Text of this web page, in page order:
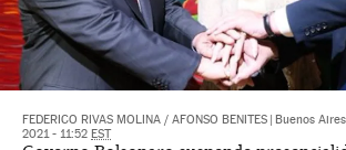
FEDERICO RIVAS MOLINA / AFONSO BENITES Buenos
2021 - 11:52 EST